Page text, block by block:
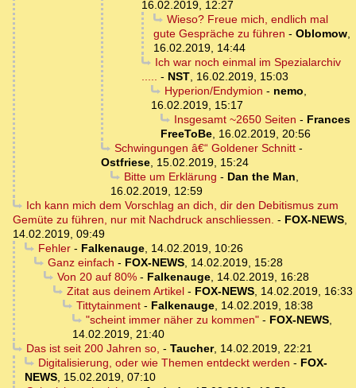
16.02.2019, 12:27
Wieso? Freue mich, endlich mal
gute Gespräche zu führen - Oblomow,
16.02.2019, 14:44
Ich war noch einmal im Spezialarchiv
..... - NST, 16.02.2019, 15:03
Hyperion/Endymion - nemo,
16.02.2019, 15:17
Insgesamt ~2650 Seiten - Frances
FreeToBe, 16.02.2019, 20:56
Schwingungen â€“ Goldener Schnitt-
Ostfriese, 15.02.2019, 15:24
Bitte um Erklärung - Dan the Man,
16.02.2019, 12:59
Ich kann mich dem Vorschlag an dich, dir den Debitismus zum
Gemüte zu führen, nur mit Nachdruck anschliessen. - FOX-NEWS,
14.02.2019, 09:49
Fehler- Falkenauge, 14.02.2019, 10:26
Ganz einfach - FOX-NEWS, 14.02.2019, 15:28
Von 20 auf 80%- Falkenauge, 14.02.2019, 16:28
Zitat aus deinem Artikel- FOX-NEWS, 14.02.2019, 16:33
Tittytainment- Falkenauge, 14.02.2019, 18:38
"scheint immer näher zu kommen"- FOX-NEWS,
14.02.2019, 21:40
Das ist seit 200 Jahren so, - Taucher, 14.02.2019, 22:21
Digitalisierung, oder wie Themen entdeckt werden - FOX-
NEWS, 15.02.2019, 07:10